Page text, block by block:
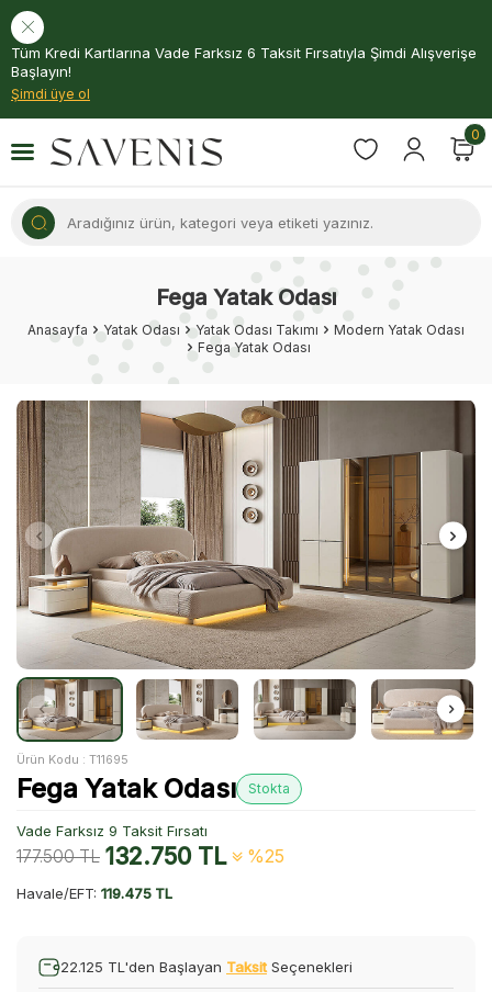
Tüm Kredi Kartlarına Vade Farksız 6 Taksit Fırsatıyla Şimdi Alışverişe
Başlayın!
Şimdi üye ol
0
Fega Yatak Odası
Anasayfa Yatak Odası Yatak Odası Takımı
Modern Yatak Odası
Fega Yatak Odası
Ürün Kodu : T11695
Fega Yatak Odası Stokta
Vade Farksız 9 Taksit Fırsatı
177.500TL 132.750TL %25
Havale/EFT: 119.475 TL
22.125 TL'den Başlayan Taksit Seçenekleri